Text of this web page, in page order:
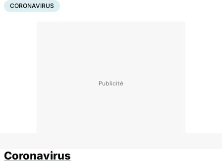
CORONAVIRUS
Coronavirus